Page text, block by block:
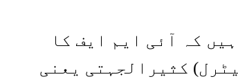
کہ آئی ایم ایف کا
قرضے (ملٹی لیٹرل) کثیرالجہتی یعنی